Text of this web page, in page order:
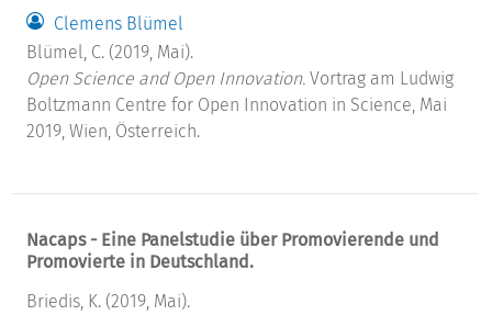
Clemens Blümel
Blümel, C. (2019, Mai).
Open Science and Open Innovation. Vortrag am Ludwig
Boltzmann Centre for Open Innovation in Science, Mai
2019, Wien, Österreich.
Nacaps - Eine Panelstudie über Promovierende und
Promovierte in Deutschland.
Briedis, K. (2019, Mai).